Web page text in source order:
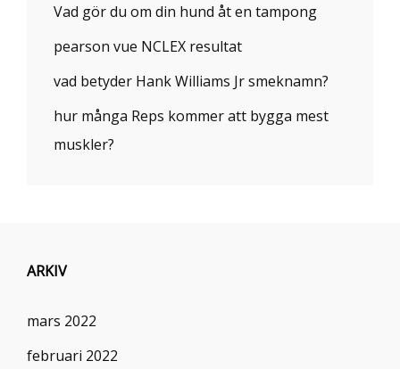
Vad gör du om din hund åt en tampong
pearson vue NCLEX resultat
vad betyder Hank Williams Jr smeknamn?
hur många Reps kommer att bygga mest
muskler?
ARKIV
mars 2022
februari 2022